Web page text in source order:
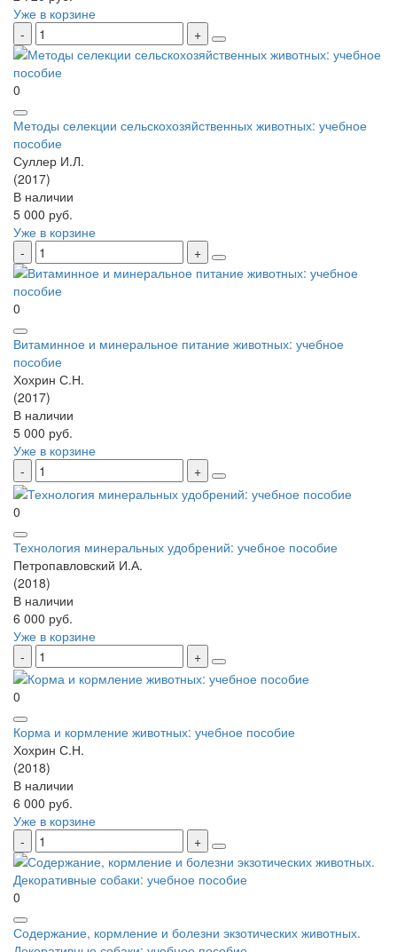
Уже в корзине
0
Методы селекции сельскохозяйственных животных: учебное
пособие
Суллер И.Л.
(2017)
В наличии
5 000 руб.
Уже в корзине
0
Витаминное и минеральное питание животных: учебное
пособие
Хохрин С.Н.
(2017)
В наличии
5 000 руб.
Уже в корзине
0
Технология минеральных удобрений: учебное пособие
Петропавловский И.А.
(2018)
В наличии
6 000 руб.
Уже в корзине
0
Корма и кормление животных: учебное пособие
Хохрин С.Н.
(2018)
В наличии
6 000 руб.
Уже в корзине
0
Содержание, кормление и болезни экзотических животных.